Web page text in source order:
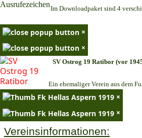
Im Downloadpaket sind 4
×
×
SV Ostrog 19 Ratibor (vor
Ein ehemaliger Verein aus dem
×
×
Vereinsinformationen: